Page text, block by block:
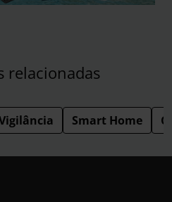
relacionadas
Smart Home